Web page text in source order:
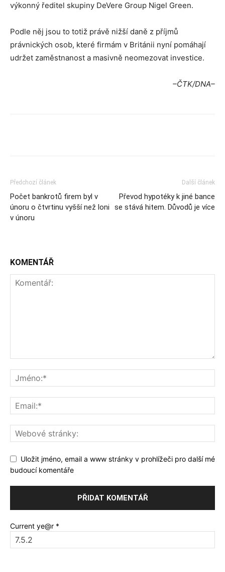
výkonný ředitel skupiny DeVere Group Nigel Green.
Podle něj jsou to totiž právě nižší daně z příjmů
právnických osob, které firmám v Británii nyní pomáhají
udržet zaměstnanost a masivně neomezovat investice.
–ČTK/DNA–
Předchozí článek
Počet bankrotů firem byl v
únoru o čtvrtinu vyšší než loni
v únoru
Další článek
Převod hypotéky k jiné bance
se stává hitem. Důvodů je více
KOMENTÁŘ
Uložit jméno, email a www stránky v prohlížeči pro další mé
budoucí komentáře
Current ye@r *